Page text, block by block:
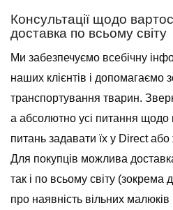
Консультації щодо
доставка по всьому світу
Ми забезпечуємо всебічну
наших клієнтів і допомагаємо
транспортування тварин.
а абсолютно усі питання щодо
питань задавати їх у Direct
Для покупців можлива
так і по всьому світу (зокрема
про наявність вільних